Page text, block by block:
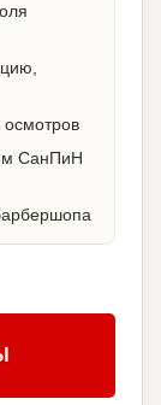
осмотров
СанПиН